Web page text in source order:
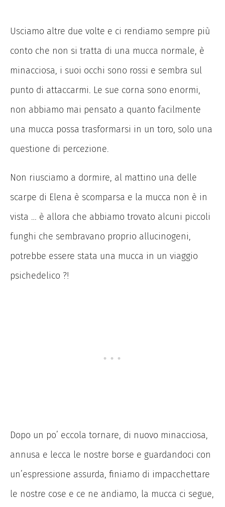
Usciamo altre due volte e ci rendiamo sempre più
conto che non si tratta di una mucca normale, è
minacciosa, i suoi occhi sono rossi e sembra sul
punto di attaccarmi. Le sue corna sono enormi,
non abbiamo mai pensato a quanto facilmente
una mucca possa trasformarsi in un toro, solo una
questione di percezione.
Non riusciamo a dormire, al mattino una delle
scarpe di Elena è scomparsa e la mucca non è in
vista … è allora che abbiamo trovato alcuni piccoli
funghi che sembravano proprio allucinogeni,
potrebbe essere stata una mucca in un viaggio
psichedelico ?!
Dopo un po’ eccola tornare, di nuovo minacciosa,
annusa e lecca le nostre borse e guardandoci con
un’espressione assurda, finiamo di impacchettare
le nostre cose e ce ne andiamo, la mucca ci segue,